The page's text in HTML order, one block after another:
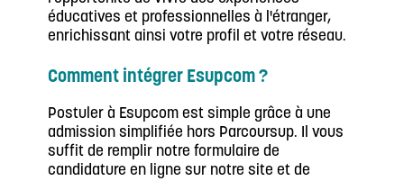
éducatives et professionnelles à l'étranger,
enrichissant ainsi votre profil et votre réseau.
Comment intégrer Esupcom ?
Postuler à Esupcom est simple grâce à une
admission simplifiée hors Parcoursup. Il vous
suffit de remplir notre formulaire de
candidature en ligne sur notre site et de